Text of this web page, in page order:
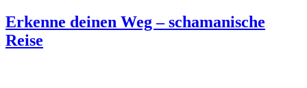
Erkenne deinen Weg – schamanische
Reise